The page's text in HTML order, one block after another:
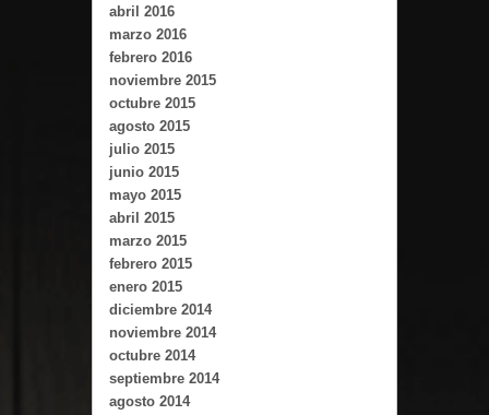
abril 2016
marzo 2016
febrero 2016
noviembre 2015
octubre 2015
agosto 2015
julio 2015
junio 2015
mayo 2015
abril 2015
marzo 2015
febrero 2015
enero 2015
diciembre 2014
noviembre 2014
octubre 2014
septiembre 2014
agosto 2014